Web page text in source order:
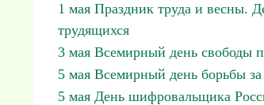
1 мая Праздник труда и весны.
трудящихся
3 мая Всемирный день свободы
5 мая Всемирный день борьбы
5 мая День шифровальщика